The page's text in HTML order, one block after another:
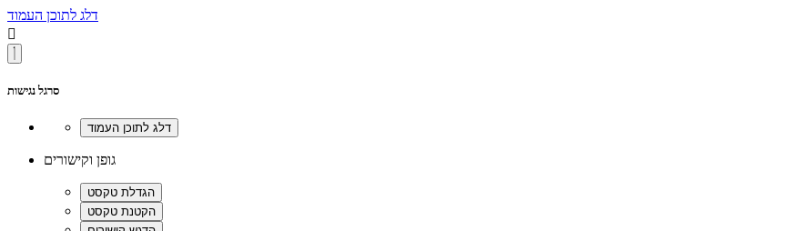
דלג לתוכן העמוד

סרגל נגישות
גופן וקישורים